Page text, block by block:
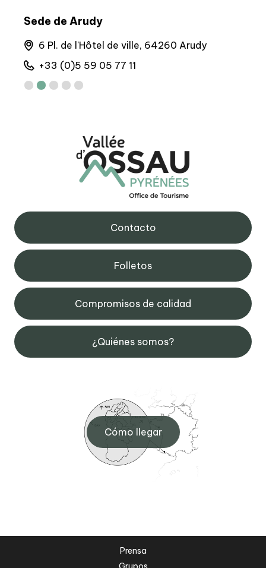
Sede de Arudy
6 Pl. de l'Hôtel de ville, 64260 Arudy
+33 (0)5 59 05 77 11
Contacto
Folletos
Compromisos de calidad
¿Quiénes somos?
Cómo llegar
Prensa